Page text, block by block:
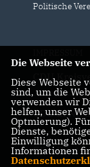
Politische
CDU
CDU in
CDU
Die Webseite
Diese Webseite
sind, um die
verwenden wir
helfen, unser
Optmierung).
Dienste,
Einwilligung
Informationen